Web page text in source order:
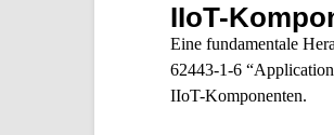
IIoT-
Eine fundamentale
62443-1-6
IIoT-Komponenten.